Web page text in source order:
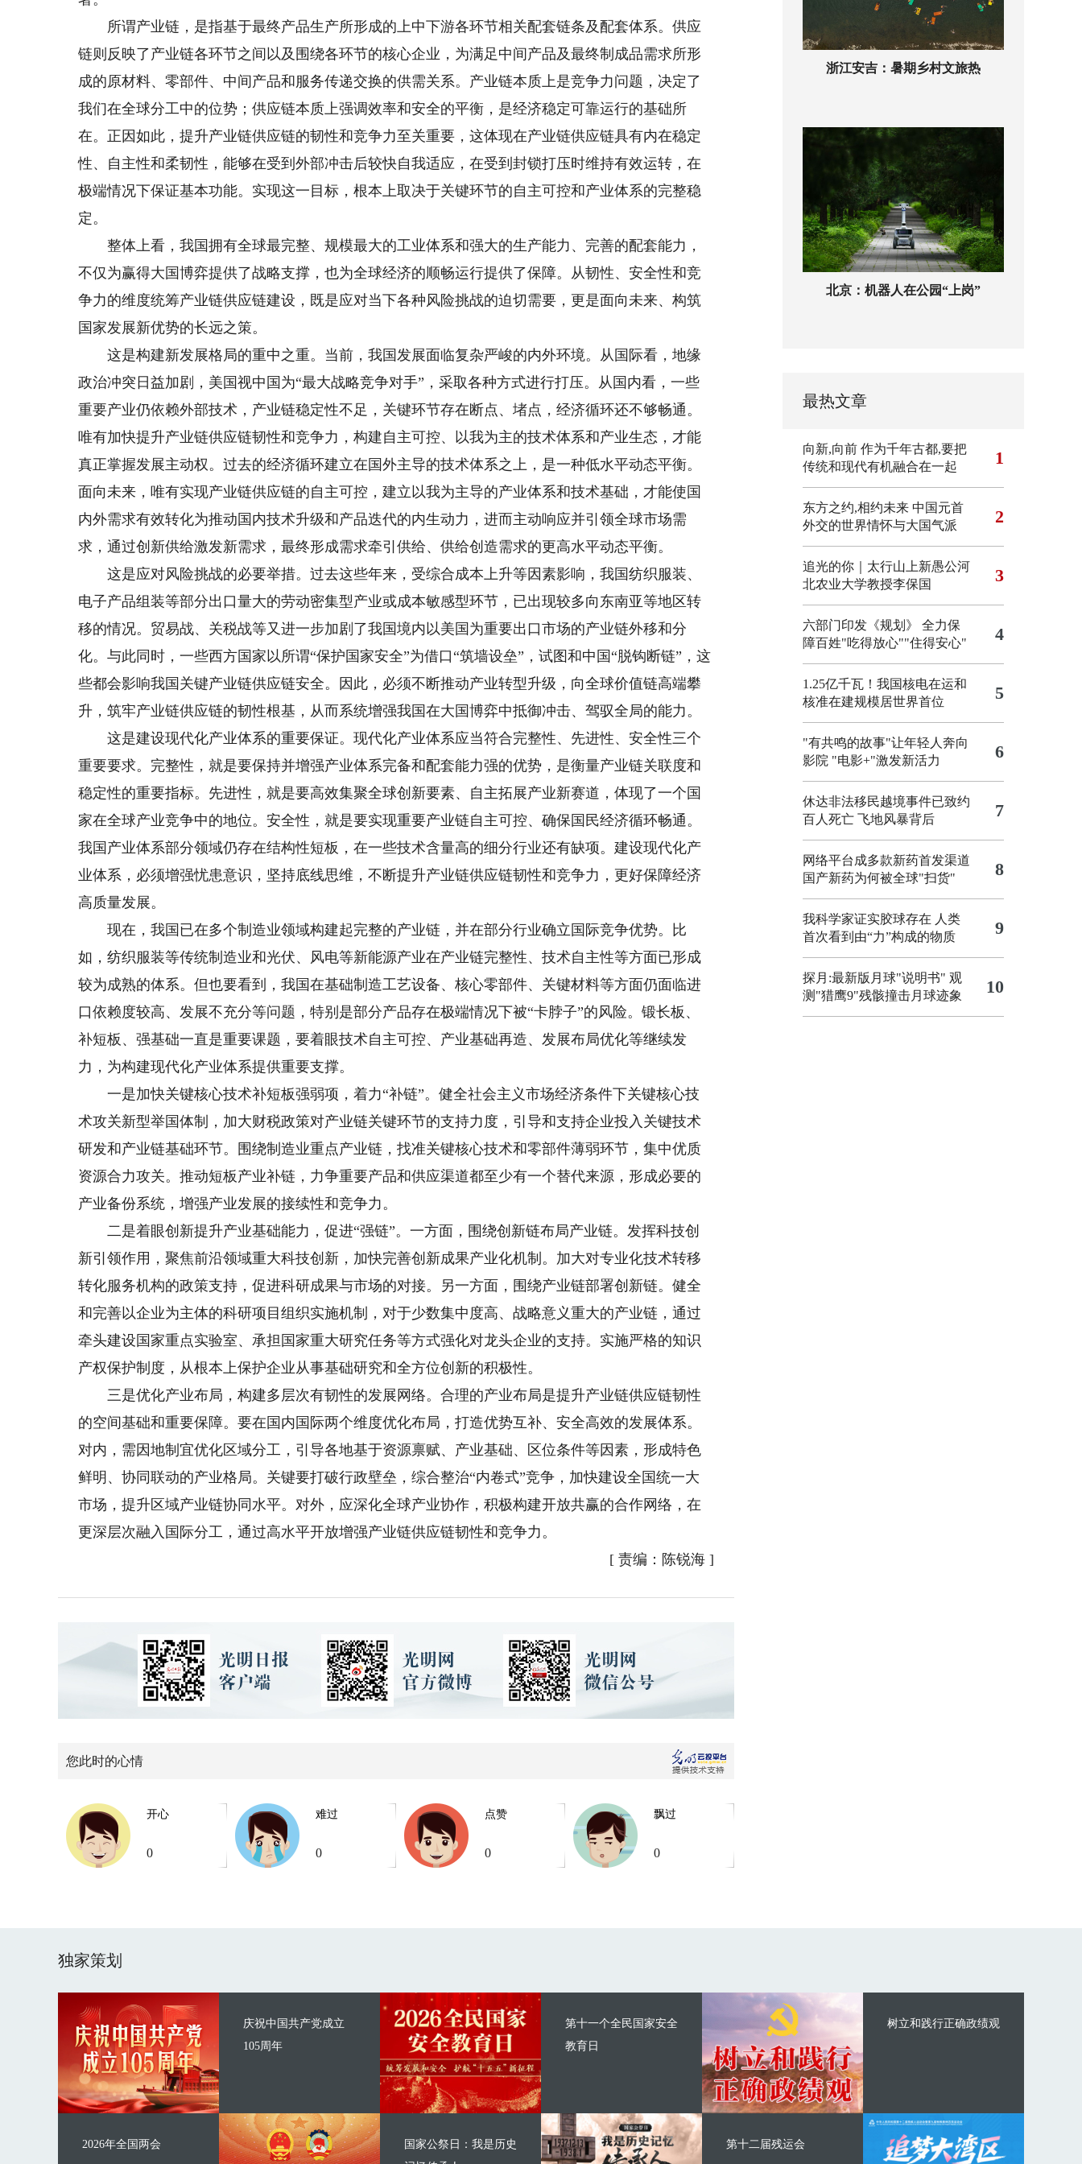
所谓产业链，是指基于最终产品生产所形成的上中下游各环节相关配套链条及配套体系。供应
链则反映了产业链各环节之间以及围绕各环节的核心企业，为满足中间产品及最终制成品需求所形
成的原材料、零部件、中间产品和服务传递交换的供需关系。产业链本质上是竞争力问题，决定了
我们在全球分工中的位势；供应链本质上强调效率和安全的平衡，是经济稳定可靠运行的基础所
在。正因如此，提升产业链供应链的韧性和竞争力至关重要，这体现在产业链供应链具有内在稳定
性、自主性和柔韧性，能够在受到外部冲击后较快自我适应，在受到封锁打压时维持有效运转，在
极端情况下保证基本功能。实现这一目标，根本上取决于关键环节的自主可控和产业体系的完整稳
定。
整体上看，我国拥有全球最完整、规模最大的工业体系和强大的生产能力、完善的配套能力，
不仅为赢得大国博弈提供了战略支撑，也为全球经济的顺畅运行提供了保障。从韧性、安全性和竞
争力的维度统筹产业链供应链建设，既是应对当下各种风险挑战的迫切需要，更是面向未来、构筑
国家发展新优势的长远之策。
这是构建新发展格局的重中之重。当前，我国发展面临复杂严峻的内外环境。从国际看，地缘
政治冲突日益加剧，美国视中国为“最大战略竞争对手”，采取各种方式进行打压。从国内看，一些
重要产业仍依赖外部技术，产业链稳定性不足，关键环节存在断点、堵点，经济循环还不够畅通。
唯有加快提升产业链供应链韧性和竞争力，构建自主可控、以我为主的技术体系和产业生态，才能
真正掌握发展主动权。过去的经济循环建立在国外主导的技术体系之上，是一种低水平动态平衡。
面向未来，唯有实现产业链供应链的自主可控，建立以我为主导的产业体系和技术基础，才能使国
内外需求有效转化为推动国内技术升级和产品迭代的内生动力，进而主动响应并引领全球市场需
求，通过创新供给激发新需求，最终形成需求牵引供给、供给创造需求的更高水平动态平衡。
这是应对风险挑战的必要举措。过去这些年来，受综合成本上升等因素影响，我国纺织服装、
电子产品组装等部分出口量大的劳动密集型产业或成本敏感型环节，已出现较多向东南亚等地区转
移的情况。贸易战、关税战等又进一步加剧了我国境内以美国为重要出口市场的产业链外移和分
化。与此同时，一些西方国家以所谓“保护国家安全”为借口“筑墙设垒”，试图和中国“脱钩断链”，这
些都会影响我国关键产业链供应链安全。因此，必须不断推动产业转型升级，向全球价值链高端攀
升，筑牢产业链供应链的韧性根基，从而系统增强我国在大国博弈中抵御冲击、驾驭全局的能力。
这是建设现代化产业体系的重要保证。现代化产业体系应当符合完整性、先进性、安全性三个
重要要求。完整性，就是要保持并增强产业体系完备和配套能力强的优势，是衡量产业链关联度和
稳定性的重要指标。先进性，就是要高效集聚全球创新要素、自主拓展产业新赛道，体现了一个国
家在全球产业竞争中的地位。安全性，就是要实现重要产业链自主可控、确保国民经济循环畅通。
我国产业体系部分领域仍存在结构性短板，在一些技术含量高的细分行业还有缺项。建设现代化产
业体系，必须增强忧患意识，坚持底线思维，不断提升产业链供应链韧性和竞争力，更好保障经济
高质量发展。
现在，我国已在多个制造业领域构建起完整的产业链，并在部分行业确立国际竞争优势。比
如，纺织服装等传统制造业和光伏、风电等新能源产业在产业链完整性、技术自主性等方面已形成
较为成熟的体系。但也要看到，我国在基础制造工艺设备、核心零部件、关键材料等方面仍面临进
口依赖度较高、发展不充分等问题，特别是部分产品存在极端情况下被“卡脖子”的风险。锻长板、
补短板、强基础一直是重要课题，要着眼技术自主可控、产业基础再造、发展布局优化等继续发
力，为构建现代化产业体系提供重要支撑。
一是加快关键核心技术补短板强弱项，着力“补链”。健全社会主义市场经济条件下关键核心技
术攻关新型举国体制，加大财税政策对产业链关键环节的支持力度，引导和支持企业投入关键技术
研发和产业链基础环节。围绕制造业重点产业链，找准关键核心技术和零部件薄弱环节，集中优质
资源合力攻关。推动短板产业补链，力争重要产品和供应渠道都至少有一个替代来源，形成必要的
产业备份系统，增强产业发展的接续性和竞争力。
二是着眼创新提升产业基础能力，促进“强链”。一方面，围绕创新链布局产业链。发挥科技创
新引领作用，聚焦前沿领域重大科技创新，加快完善创新成果产业化机制。加大对专业化技术转移
转化服务机构的政策支持，促进科研成果与市场的对接。另一方面，围绕产业链部署创新链。健全
和完善以企业为主体的科研项目组织实施机制，对于少数集中度高、战略意义重大的产业链，通过
牵头建设国家重点实验室、承担国家重大研究任务等方式强化对龙头企业的支持。实施严格的知识
产权保护制度，从根本上保护企业从事基础研究和全方位创新的积极性。
三是优化产业布局，构建多层次有韧性的发展网络。合理的产业布局是提升产业链供应链韧性
的空间基础和重要保障。要在国内国际两个维度优化布局，打造优势互补、安全高效的发展体系。
对内，需因地制宜优化区域分工，引导各地基于资源禀赋、产业基础、区位条件等因素，形成特色
鲜明、协同联动的产业格局。关键要打破行政壁垒，综合整治“内卷式”竞争，加快建设全国统一大
市场，提升区域产业链协同水平。对外，应深化全球产业协作，积极构建开放共赢的合作网络，在
更深层次融入国际分工，通过高水平开放增强产业链供应链韧性和竞争力。
[ 责编：陈锐海 ]
您此时的心情
开心
0
难过
0
点赞
0
飘过
0
浙江安吉：暑期乡村文旅热
北京：机器人在公园“上岗”
最热文章
向新,向前 作为千年古都,要把
传统和现代有机融合在一起
1
东方之约,相约未来 中国元首
外交的世界情怀与大国气派
2
追光的你｜太行山上新愚公河
北农业大学教授李保国
3
六部门印发《规划》 全力保
障百姓"吃得放心""住得安心"
4
1.25亿千瓦！我国核电在运和
核准在建规模居世界首位
5
"有共鸣的故事"让年轻人奔向
影院 "电影+"激发新活力 6
休达非法移民越境事件已致约
百人死亡 飞地风暴背后 7
网络平台成多款新药首发渠道
国产新药为何被全球"扫货"
8
我科学家证实胶球存在 人类
首次看到由“力”构成的物质
9
探月:最新版月球"说明书" 观
测"猎鹰9"残骸撞击月球迹象
10
独家策划
庆祝中国共产党成立
105周年
2026年全国两会
第十一个全民国家安全
教育日
国家公祭日：我是历史
树立和践行正确政绩观
第十二届残运会